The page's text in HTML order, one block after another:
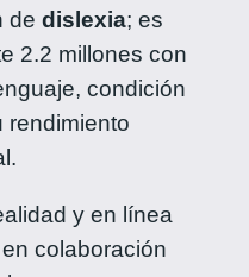
de dislexia; es
2.2 millones con
condición
rendimiento
y en línea
colaboración